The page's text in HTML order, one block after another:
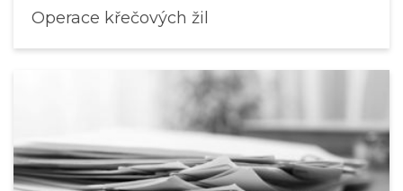
Operace křečových žil